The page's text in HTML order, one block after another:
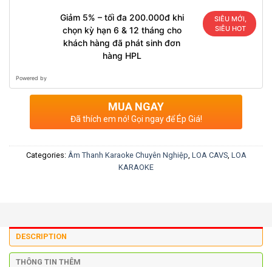
Giảm 5% – tối đa 200.000đ khi
chọn kỳ hạn 6 & 12 tháng cho
khách hàng đã phát sinh đơn
hàng HPL
SIÊU MỚI,
SIÊU HOT
Powered by
MUA NGAY
Đã thích em nó! Gọi ngay để Ép Giá!
Categories: Âm Thanh Karaoke Chuyên Nghiệp, LOA CAVS, LOA
KARAOKE
DESCRIPTION
THÔNG TIN THÊM